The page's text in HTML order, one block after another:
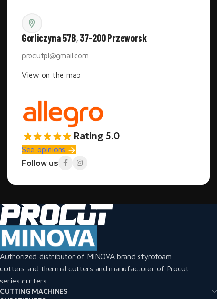
Gorliczyna 57B, 37-200 Przeworsk
procutpl@gmail.com
View on the map
Rating 5.0
See opinions
Follow us
Authorized distributor of MINOVA brand styrofoam
cutters and thermal cutters and manufacturer of Procut
series cutters
CUTTING MACHINES